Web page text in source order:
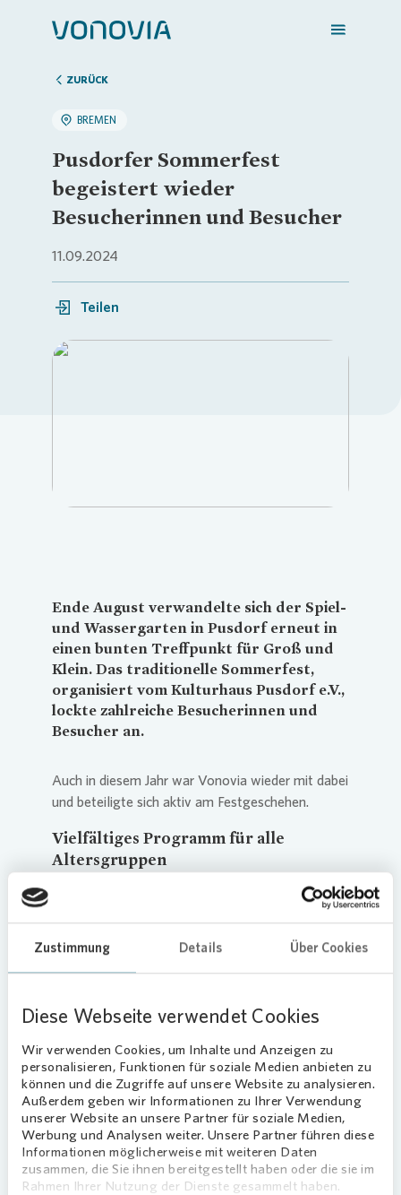
Zustimmung Details Über Cookies
Diese Webseite verwendet Cookies
Wir verwenden Cookies, um Inhalte und Anzeigen zu
personalisieren, Funktionen für soziale Medien anbieten zu
können und die Zugriffe auf unsere Website zu analysieren.
Außerdem geben wir Informationen zu Ihrer Verwendung
unserer Website an unsere Partner für soziale Medien,
Werbung und Analysen weiter. Unsere Partner führen diese
Informationen möglicherweise mit weiteren Daten
zusammen, die Sie ihnen bereitgestellt haben oder die sie im
Rahmen Ihrer Nutzung der Dienste gesammelt haben.
Zuhause finden
Mein Zuhause
Meine Stadt
ZURÜCK
BREMEN
Pusdorfer Sommerfest
begeistert wieder
Besucherinnen und Besucher
11.09.2024
Teilen
Ende August verwandelte sich der Spiel-
und Wassergarten in Pusdorf erneut in
einen bunten Treffpunkt für Groß und
Klein. Das traditionelle Sommerfest,
organisiert vom Kulturhaus Pusdorf e.V.,
lockte zahlreiche Besucherinnen und
Besucher an.
Auch in diesem Jahr war Vonovia wieder mit dabei
und beteiligte sich aktiv am Festgeschehen.
Vielfältiges Programm für alle
Altersgruppen
Das Programm war so abwechslungsreich wie
Darbietungen und zahlreiche Mitmachaktionen
boten für jeden Geschmack etwas. Ob beim
oder bei den zahlreichen Bühnenshows –
Langeweile kam keine auf.
Einblicke in andere Kulturen und
Perspektiven
Besonders hervorzuheben waren die Projekte
„Die AhnSisters“ und „Die Kabine“. In einem
mobilen Wohnwagen konnten die Besucherinnen